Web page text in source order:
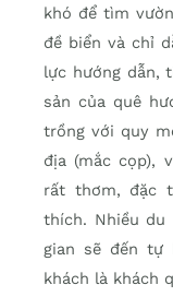
khó để tìm
đề biển và chỉ
lực hướng dẫn,
sản của quê
trồng với quy
địa (mắc cọp),
rất thơm, đặc
thích. Nhiều du
gian sẽ đến tự
khách là khách